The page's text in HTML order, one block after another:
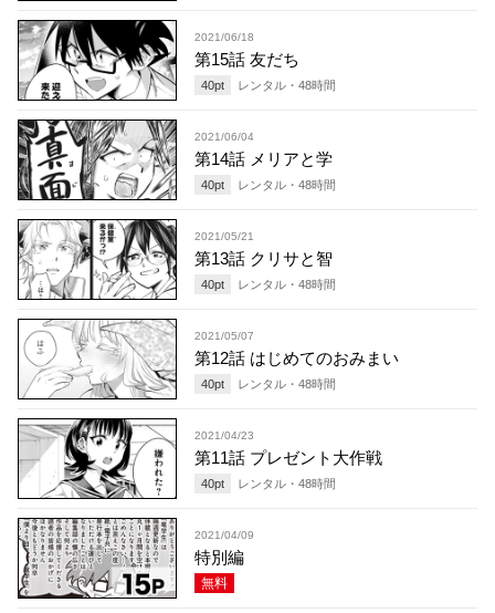
2021/06/18
第15話 友だち
40pt レンタル・ 48時間
2021/06/04
第14話 メリアと学
40pt レンタル・ 48時間
2021/05/21
第13話 クリサと智
40pt レンタル・ 48時間
2021/05/07
第12話 はじめてのおみまい
40pt レンタル・ 48時間
2021/04/23
第11話 プレゼント大作戦
40pt レンタル・ 48時間
2021/04/09
特別編
無料